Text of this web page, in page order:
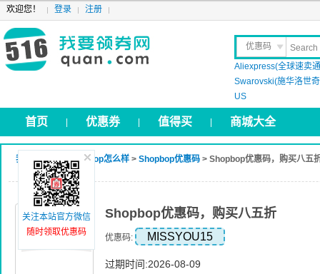
欢迎您！ 登录 注册
优惠码
晒 单
Aliexpress(全球速卖
Swarovski(施华洛世
US
首页 优惠券 值得买 商城大全
我要领券网 >Shopbop怎么样 > Shopbop优惠码 > Shopbop优惠码，购买八五
Shopbop优惠码，购买八五折
优惠码: MISSYOU15
过期时间:2026-08-09
关注本站官方微信
随时领取优惠码